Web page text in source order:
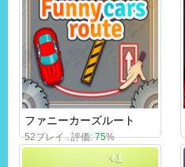
ファニーカーズルート
52プレイ . 評価:75%